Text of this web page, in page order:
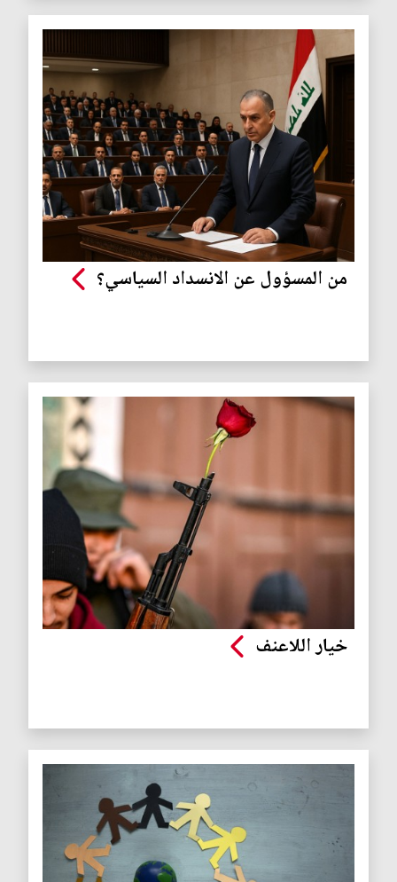
من المسؤول عن الانسداد السياسي؟
خيار اللاعنف